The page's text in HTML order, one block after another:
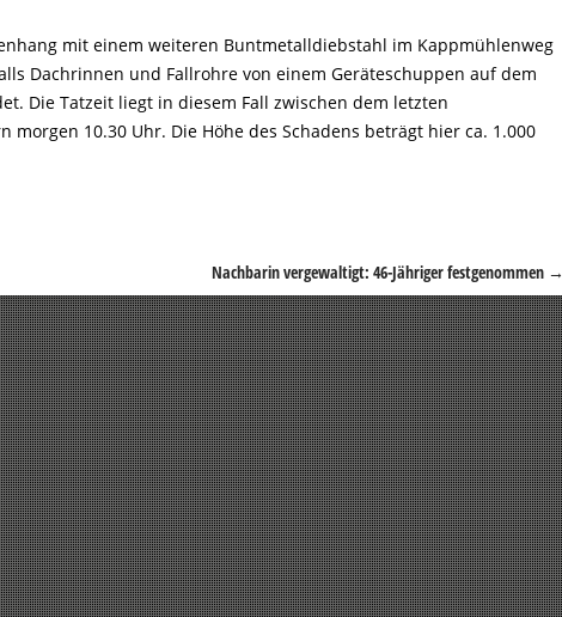
mit einem weiteren Buntmetalldiebstahl im Kappmühlenweg
Dachrinnen und Fallrohre von einem Geräteschuppen auf dem
Die Tatzeit liegt in diesem Fall zwischen dem letzten
morgen 10.30 Uhr. Die Höhe des Schadens beträgt hier ca. 1.000
Nachbarin vergewaltigt: 46-Jähriger festgenommen →